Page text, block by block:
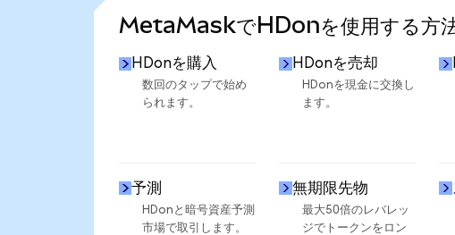
MetaMaskでHDonを使用する方
HDonを購入
数回のタップで始め
られます。
HDonを売却
HDonを現金に交換し
ます。
予測
HDonと暗号資産予測
市場で取引します。
無期限先物
最大50倍のレバレッ
ジでトークンをロン